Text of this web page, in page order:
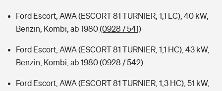
Ford Escort, AWA (ESCORT 81 TURNIER, 1,1 LC), 40 kW,
Benzin, Kombi, ab 1980(0928 / 541)
Ford Escort, AWA (ESCORT 81 TURNIER, 1,1 HC), 43 kW,
Benzin, Kombi, ab 1980(0928 / 542)
Ford Escort, AWA (ESCORT 81 TURNIER, 1,3 HC), 51 kW,